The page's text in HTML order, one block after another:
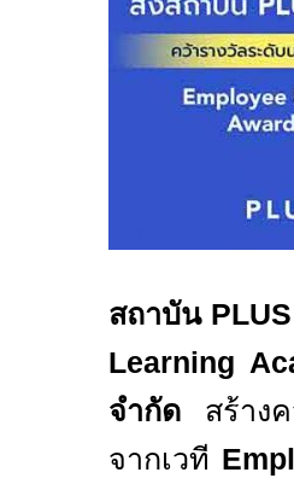
สถาบัน
Learning
จำกัด สร้าง
จากเวที